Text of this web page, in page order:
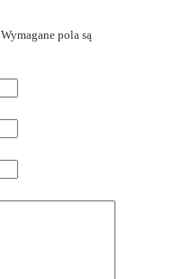
Wymagane pola są